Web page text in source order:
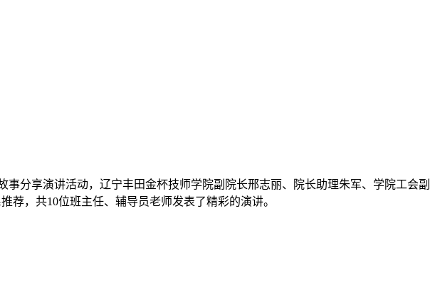
分享演讲活动，辽宁丰田金杯技师学院副院长邢志丽、院长助理朱军、学院工会副
荐，共10位班主任、辅导员老师发表了精彩的演讲。